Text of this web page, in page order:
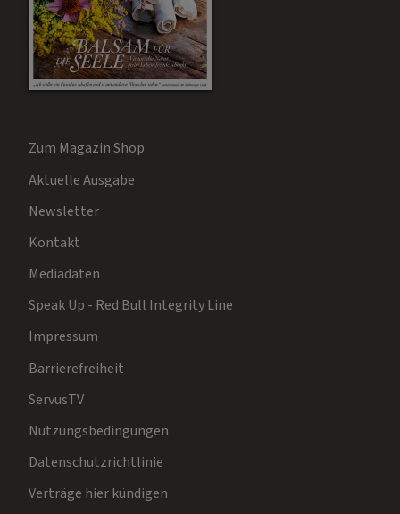
Zum Magazin Shop
Aktuelle Ausgabe
Newsletter
Kontakt
Mediadaten
Speak Up - Red Bull Integrity Line
Impressum
Barrierefreiheit
ServusTV
Nutzungsbedingungen
Datenschutzrichtlinie
Verträge hier kündigen